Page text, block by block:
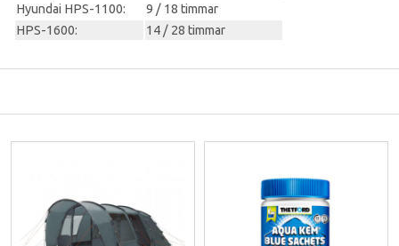
Hyundai HPS-1100:
9 / 18 timmar
HPS-1600:
14 / 28 timmar